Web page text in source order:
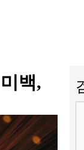
백,